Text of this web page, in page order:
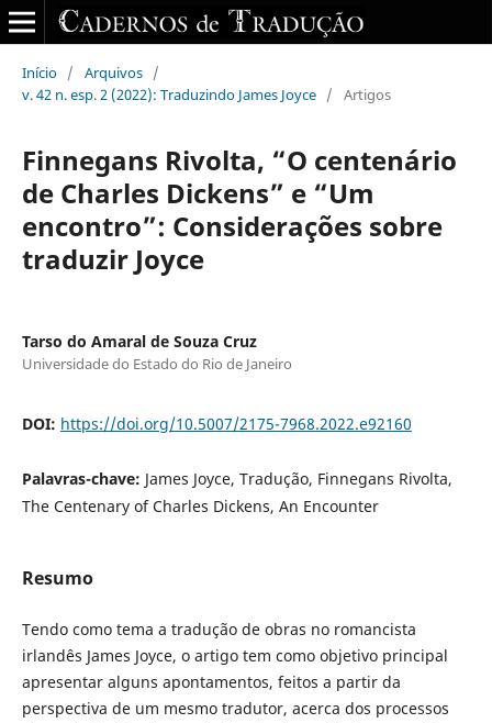
Início / Arquivos /
v. 42 n. esp. 2 (2022): Traduzindo James Joyce / Artigos
Finnegans Rivolta, “O centenário
de Charles Dickens” e “Um
encontro”: Considerações sobre
traduzir Joyce
Tarso do Amaral de Souza Cruz
Universidade do Estado do Rio de Janeiro
DOI: https://doi.org/10.5007/2175-7968.2022.e92160
Palavras-chave: James Joyce, Tradução, Finnegans Rivolta,
The Centenary of Charles Dickens, An Encounter
Resumo
Tendo como tema a tradução de obras no romancista
irlandês James Joyce, o artigo tem como objetivo principal
apresentar alguns apontamentos, feitos a partir da
perspectiva de um mesmo tradutor, acerca dos processos